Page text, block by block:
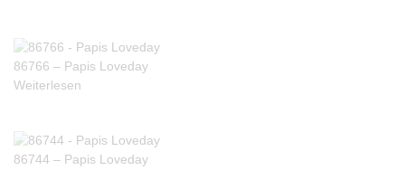
86766 – Papis Loveday
Weiterlesen
86744 – Papis Loveday